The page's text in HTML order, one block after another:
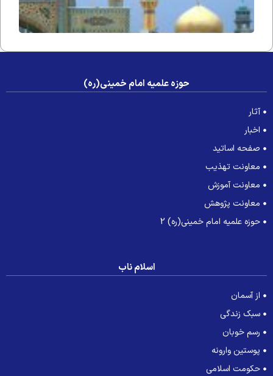
حوزه علمیه امام خمینی(ره)
آثار
اخبار
صفحه اساتید
معاونت تهذیب
معاونت آموزش
معاونت پژوهش
حوزه علمیه امام خمینی(ره) 2
اسلام ناب
از آسمان
سبک زندگی
رسم خوبان
پوستین وارونه
حکومت اسلامی